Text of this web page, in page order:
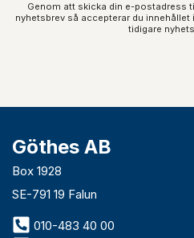
Genom att skicka din e-postadress
nyhetsbrev så accepterar du innehållet
tidigare
Göthes AB
Box 1928
SE-791 19 Falun
010-483 40 00